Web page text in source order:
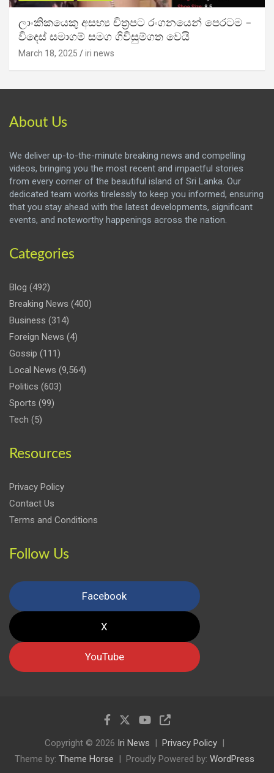
ලාංකිකයෙකු අසභ්‍ය චිත්‍රපට රංගනයෙන් පෙරටම –
විදෙස් සමාගම් සමග ගිවිසුම්ගත වෙයි
March 18, 2025 iri news
About Us
We deliver up-to-the-minute breaking news and compelling
videos, bringing you the most recent and impactful stories
from every corner of the beautiful island of Sri Lanka. Our
dedicated team works tirelessly to keep you informed, ensuring
that you stay ahead with the latest developments, significant
events, and noteworthy happenings across the nation.
Categories
Blog (492)
Breaking News (400)
Business (314)
Foreign News (4)
Gossip (111)
Local News (9,564)
Politics (603)
Sports (99)
Tech (5)
Resources
Privacy Policy
Contact Us
Terms and Conditions
Follow Us
Facebook
X
YouTube
Copyright © 2026 Iri News
Privacy Policy
Theme by: Theme Horse Proudly Powered by: WordPress